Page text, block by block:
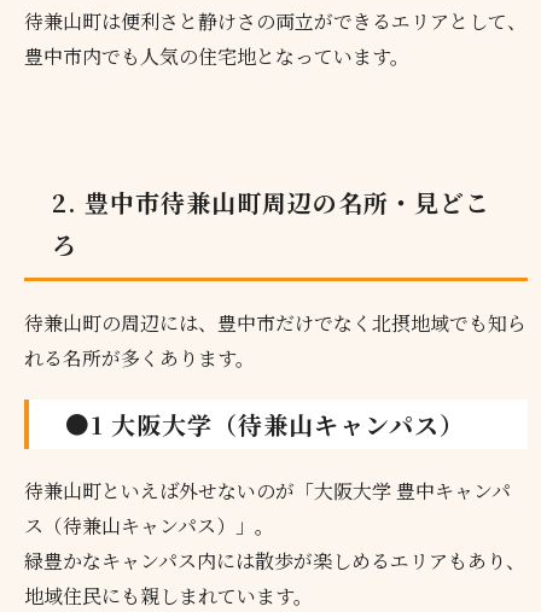
待兼山町は便利さと静けさの両立ができるエリアとして、
豊中市内でも人気の住宅地となっています。
2. 豊中市待兼山町周辺の名所・見どこ
ろ
待兼山町の周辺には、豊中市だけでなく北摂地域でも知ら
れる名所が多くあります。
●1 大阪大学（待兼山キャンパス）
待兼山町といえば外せないのが「大阪大学 豊中キャンパ
ス（待兼山キャンパス）」。
緑豊かなキャンパス内には散歩が楽しめるエリアもあり、
地域住民にも親しまれています。